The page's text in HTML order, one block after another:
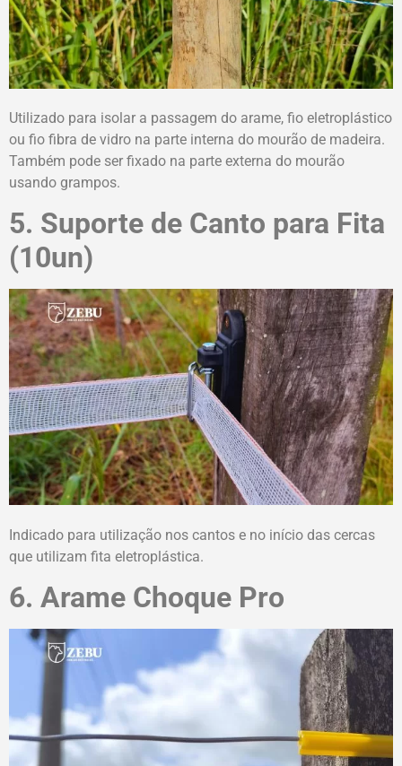
Utilizado para isolar a passagem do arame, fio eletroplástico
ou fio fibra de vidro na parte interna do mourão de madeira.
Também pode ser fixado na parte externa do mourão
usando grampos.
5. Suporte de Canto para Fita
(10un)
Indicado para utilização nos cantos e no início das cercas
que utilizam fita eletroplástica.
6. Arame Choque Pro